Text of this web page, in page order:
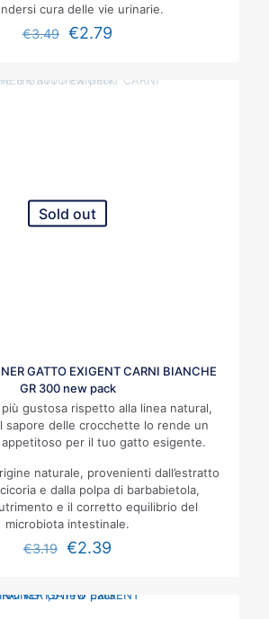
cura delle vie urinarie.
€3.49 €2.79
Sold out
GATTO EXIGENT CARNI BIANCHE
GR 300 new pack
gustosa rispetto alla linea natural,
sapore delle crocchette lo rende un
per il tuo gatto esigente.
naturale, provenienti dall’estratto
e dalla polpa di barbabietola,
e il corretto equilibrio del
microbiota intestinale.
€3.19 €2.39